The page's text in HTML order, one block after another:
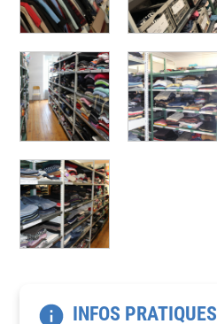
INFOS PRATIQUES